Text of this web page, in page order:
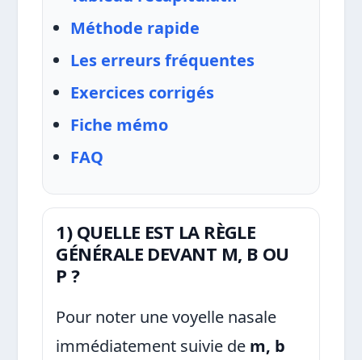
Méthode rapide
Les erreurs fréquentes
Exercices corrigés
Fiche mémo
FAQ
1) QUELLE EST LA RÈGLE
GÉNÉRALE DEVANT M, B OU
P ?
Pour noter une voyelle nasale
immédiatement suivie de m, b